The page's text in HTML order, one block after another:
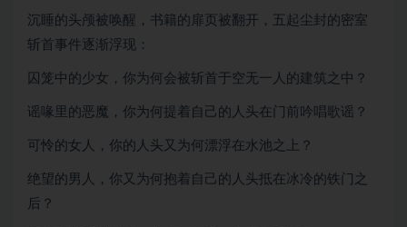
沉睡的头颅被唤醒，书籍的扉页被翻开，五起尘封的密室
斩首事件逐渐浮现：
囚笼中的少女，你为何会被斩首于空无一人的建筑之中？
谣喙里的恶魔，你为何提着自己的人头在门前吟唱歌谣？
可怜的女人，你的人头又为何漂浮在水池之上？
绝望的男人，你又为何抱着自己的人头抵在冰冷的铁门之
后？